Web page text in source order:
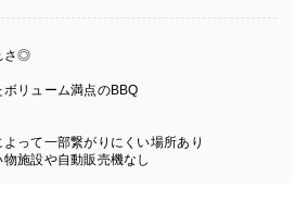
さ◎
リューム満点のBBQ
って一部繋がりにくい場所あり
施設や自動販売機なし